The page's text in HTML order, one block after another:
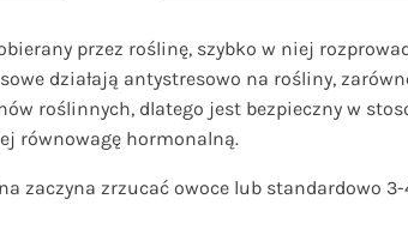
przez roślinę, szybko w niej
działają antystresowo na rośliny,
roślinnych, dlatego jest bezpieczny w
równowagę hormonalną.
zaczyna zrzucać owoce lub standardowo